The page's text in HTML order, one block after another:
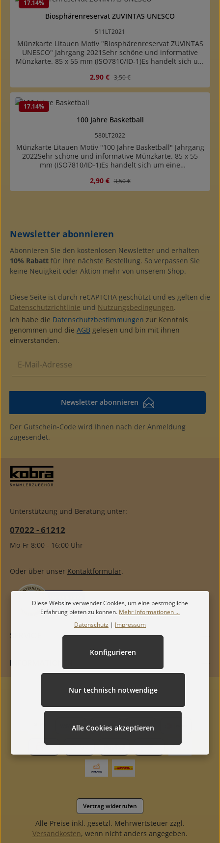
17.14%
Biosphärenreservat ZUVINTAS UNESCO
511LT2021
Münzkarte Litauen Motiv "Biosphärenreservat ZUVINTAS
UNESCO" Jahrgang 2021Sehr schöne und informative
Münzkarte. 85 x 55 mm (ISO7810/ID-1)Es handelt sich um
Es ist keine Münze enthalten.
Verkaufspreis:
2,90 € Regulärer Preis:
3,50 €
17.14%
100 Jahre Basketball
580LT2022
Münzkarte Litauen Motiv "100 Jahre Basketball" Jahrgang
2022Sehr schöne und informative Münzkarte. 85 x 55
mm (ISO7810/ID-1)Es handelt sich um eine
ist keine Münze enthalten.
Verkaufspreis:
2,90 € Regulärer Preis:
3,50 €
Newsletter abonnieren
Abonnieren Sie den kostenlosen Newsletter und erhalten
10% Rabatt für Ihre nächste Bestellung. So verpassen Sie
keine Neuigkeit oder Aktion mehr von unserem Shop.
Diese Seite ist durch reCAPTCHA geschützt und es gelten die
Datenschutzrichtlinie und Nutzungsbedingungen.
Ich habe die Datenschutzbestimmungen zur Kenntnis
genommen und die AGB gelesen und bin mit ihnen
einverstanden.
Newsletter abonnieren
Der Gutschein-Code wird Ihnen nach der Anmeldung
zugesendet.
Unterstützung und Beratung unter:
07022 - 61212
Mo-Fr 8:00 - 16:00 Uhr
Oder über unser Kontaktformular.
SERVICE
INFORMATIONEN
Vertrag widerrufen
Alle Preise inkl. gesetzl. Mehrwertsteuer zzgl.
Versandkosten, wenn nicht anders angegeben.
Diese Website verwendet Cookies, um eine bestmögliche
Erfahrung bieten zu können. Mehr Informationen ...
Datenschutz | Impressum
Nur technisch notwendige
Konfigurieren
Alle Cookies akzeptieren